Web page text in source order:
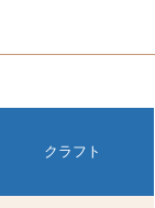
クラフト